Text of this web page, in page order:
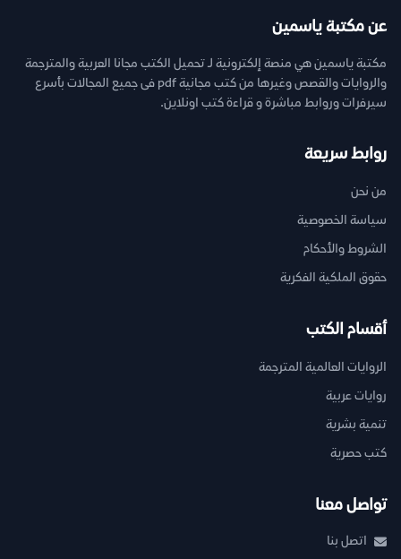
عن مكتبة ياسمين
مكتبة ياسمين هي منصة إلكترونية لـ تحميل الكتب مجانا العربية والمترجمة
والروايات والقصص وغيرها من كتب مجانية pdf فى جميع المجالات بأسرع
سيرفرات وروابط مباشرة و قراءة كتب اونلاين.
روابط سريعة
من نحن
سياسة الخصوصية
الشروط والأحكام
حقوق الملكية الفكرية
أقسام الكتب
الروايات العالمية المترجمة
روايات عربية
تنمية بشرية
كتب حصرية
تواصل معنا
اتصل بنا